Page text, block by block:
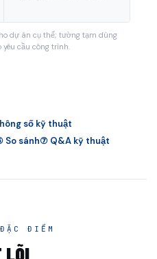
dự án cụ thể; tường tạm dùng
cầu công trình.
số kỹ thuật
So sánh⑦ Q&A kỹ thuật
ĐIỂM
LÕI